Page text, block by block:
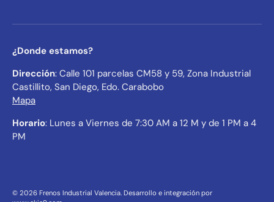
¿Donde estamos?
Dirección: Calle 101 parcelas CM58 y 59, Zona Industrial
Castillito, San Diego, Edo. Carabobo
Mapa
Horario: Lunes a Viernes de 7:30 AM a 12 M y de 1 PM a 4
PM
© 2026 Frenos Industrial Valencia. Desarrollo e integración por